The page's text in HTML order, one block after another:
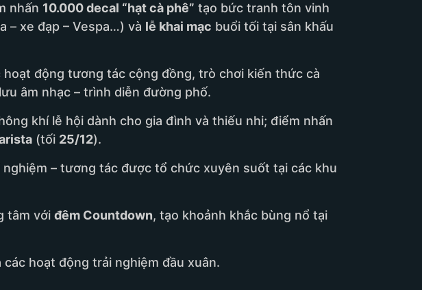
nhấn 10.000 decal “hạt cà phê” tạo bức tranh tôn vinh
– xe đạp – Vespa…) và lễ khai mạc buổi tối tại sân khấu
hoạt động tương tác cộng đồng, trò chơi kiến thức cà
âm nhạc – trình diễn đường phố.
khí lễ hội dành cho gia đình và thiếu nhi; điểm nhấn
(tối 25/12).
nghiệm – tương tác được tổ chức xuyên suốt tại các khu
tâm với đêm Countdown, tạo khoảnh khắc bùng nổ tại
hoạt động trải nghiệm đầu xuân.